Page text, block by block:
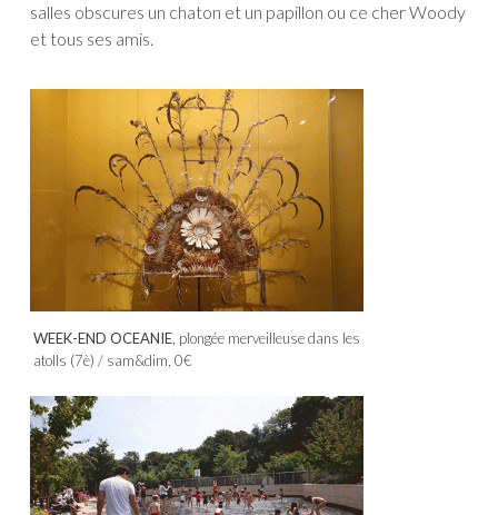
salles obscures un chaton et un papillon ou ce cher Woody
et tous ses amis.
WEEK-END OCEANIE, plongée merveilleuse dans les
atolls (7è) / sam&dim, 0€